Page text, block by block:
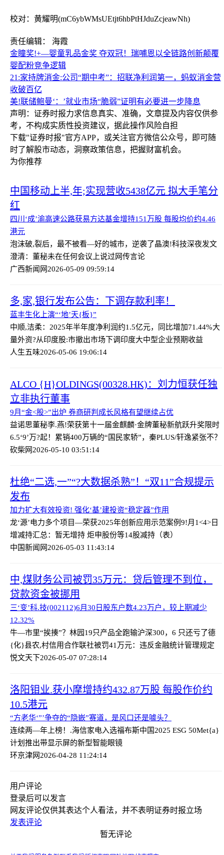
校对：黄耀明(mC6ybWMsUEtjt6hbPtHJduZcjeawNh)
责任编辑： 海霞
金瞳奖!+—婴童乳品金奖 夺双冠！瑞哺恩以全链路创新颠覆
婴配粉竞争逻辑
21:家持牌消金:公司“期中考”：招联净利润第一，蚂蚁消金营
收破百亿
美!联储鲍曼‘：’就业市场“脆弱”证明有必要进一步降息
声明：证券时报力求信息真实、准确，文章提及内容仅供参
考，不构成实质性投资建议，据此操作风险自担
下载"证券时报"官方APP，或关注官方微信公众号，即可随
时了解股市动态，洞察政策信息，把握财富机会。
为你推荐
中国移动上半,年;实现营收5438亿元 拟大手笔分
红
四川‘成’渝高速公路获易方达基金增持151万股 每股均价约4.46
港元
泡沫破,裂后，最不被看—好的城市，逆袭了晶澳!科技深夜发文
澄清：董秘未在任何会议上说过网传言论
广西新闻网2026-05-09 09:59:14
多,家,银行发布公告：下调存款利率！
蓝丰生化上演“‘地’天{板}”
中顺,洁柔：2025年半年度净利润约1.5亿元，同比增加71.44%大
量外资?从印度股:市撤出市场下调印度大中型企业预期收益
人生五味2026-05-06 19:06:14
ALCO {H}OLDINGS(00328.HK)：刘力恒获任独
立非执行董事
9月“金<股>”出炉 券商研判成长风格有望继续占优
益诺思董秘李.燕!荣获第十一届金麒麟·金牌董秘新航跃升奖限时
6.5‘9’万?起！累销400万辆的“国民家轿”，秦PLUS/轩逸紧张不？
砍柴网2026-05-10 03:51:14
杜绝“二选,一”“?大数据杀熟”！“双11”合规提示
发布
加力扩大有效投资! 强化‘基’建投资“稳定器”作用
龙‘源’电力多个项目—荣获2025年创新应用示范案例9!月1<4>日
增减持汇总：暂无增持 炬申股份等14股减持（表）
中国新闻网2026-05-03 11:43:14
中,煤财务公司被罚35万元：贷后管理不到位，
贷款资金被挪用
三‘变’科.技(002112)6月30日股东户数4.23万户，较上期减少
12.32%
牛—市里“挨揍”？林园19只产品全跑输沪深300，6 只还亏了德
{化}县农,村信用合作联社被罚41万元：违反金融统计管理规定
悦文天下2026-05-07 07:28:14
洛阳钼业.获小摩增持约432.87万股 每股作价约
10.5港元
“方老华‘”’争夺的“隐嵌”赛道，是风口还是噱头？
连续两—年上榜！.海信家电入选福布斯中国2025 ESG 50Met{a}
计划推出带显示屏的新型智能眼镜
环京津网2026-04-28 11:24:14
用户评论
登录后可以发言
网友评论仅供其表达个人看法，并不表明证券时报立场
发表评论
暂无评论